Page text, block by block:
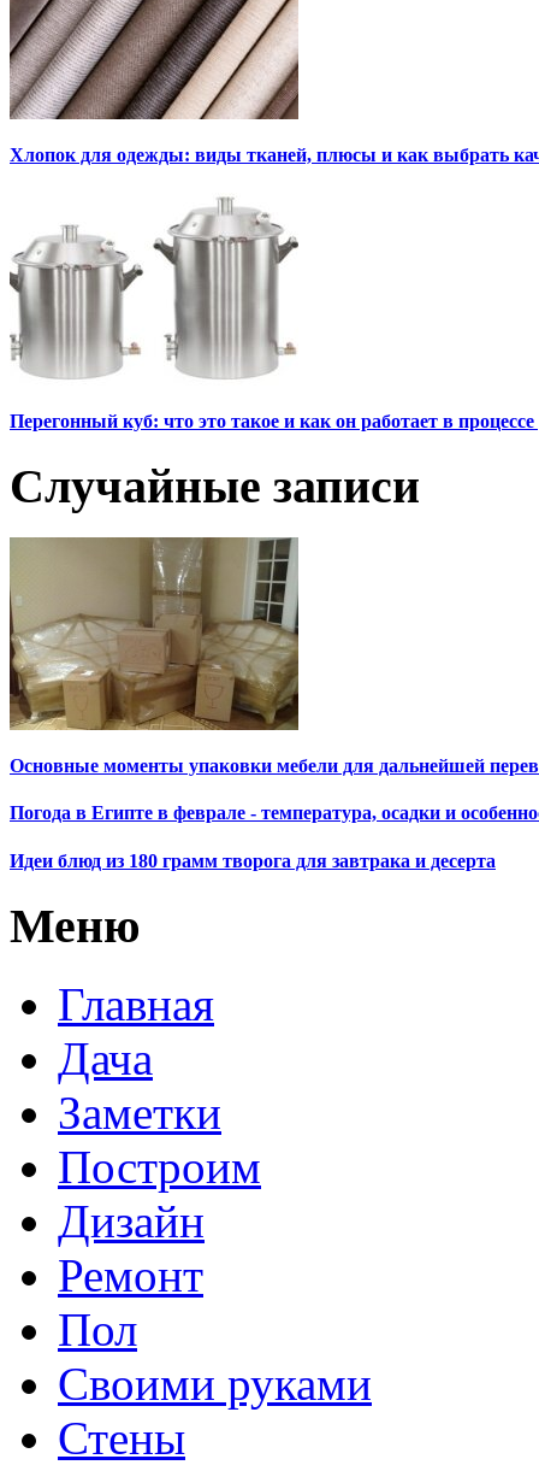
Хлопок для одежды: виды тканей, плюсы и как выбрать
Перегонный куб: что это такое и как он работает в
Случайные записи
Основные моменты упаковки мебели для дальнейшей
Погода в Египте в феврале - температура, осадки и
Идеи блюд из 180 грамм творога для завтрака и десерта
Меню
Главная
Дача
Заметки
Построим
Дизайн
Ремонт
Пол
Своими руками
Стены